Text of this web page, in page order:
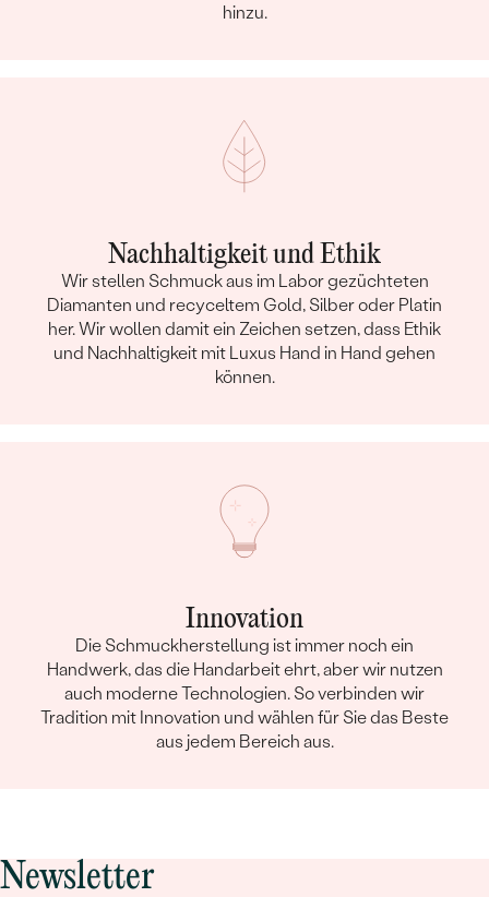
hinzu.
Nachhaltigkeit und Ethik
Wir stellen Schmuck aus im Labor gezüchteten
Diamanten und recyceltem Gold, Silber oder Platin
her. Wir wollen damit ein Zeichen setzen, dass Ethik
und Nachhaltigkeit mit Luxus Hand in Hand gehen
können.
Innovation
Die Schmuckherstellung ist immer noch ein
Handwerk, das die Handarbeit ehrt, aber wir nutzen
auch moderne Technologien. So verbinden wir
Tradition mit Innovation und wählen für Sie das Beste
aus jedem Bereich aus.
Newsletter